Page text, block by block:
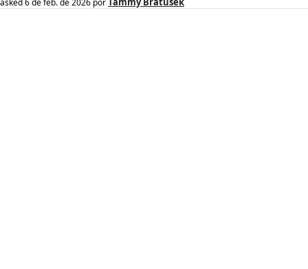
asked6 de feb. de 2026 por